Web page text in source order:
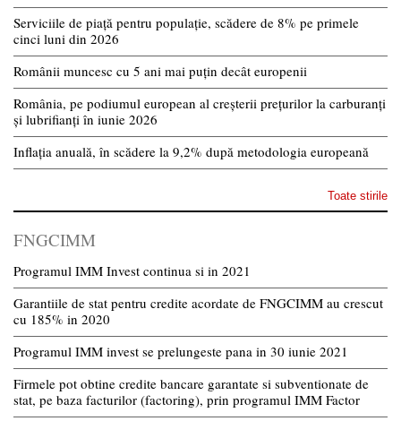
Serviciile de piață pentru populație, scădere de 8% pe primele
cinci luni din 2026
Românii muncesc cu 5 ani mai puțin decât europenii
România, pe podiumul european al creșterii prețurilor la carburanți
și lubrifianți în iunie 2026
Inflația anuală, în scădere la 9,2% după metodologia europeană
Toate stirile
FNGCIMM
Programul IMM Invest continua si in 2021
Garantiile de stat pentru credite acordate de FNGCIMM au crescut
cu 185% in 2020
Programul IMM invest se prelungeste pana in 30 iunie 2021
Firmele pot obtine credite bancare garantate si subventionate de
stat, pe baza facturilor (factoring), prin programul IMM Factor